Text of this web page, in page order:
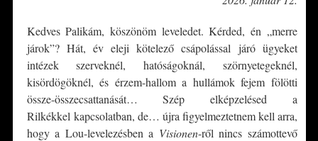
Kedves Palikám, köszönöm leveledet. Kérded, én „merre
járok”? Hát, év eleji kötelező csápolással járó ügyeket
intézek szerveknél, hatóságoknál, szörnyetegeknél,
kisördögöknél, és érzem-hallom a hullámok fejem fölötti
össze-összecsattanását… Szép elképzelésed a
Rilkékkel kapcsolatban, de… újra figyelmeztetnem kell arra,
hogy a Lou-levelezésben a Visionen-ről nincs számottevő